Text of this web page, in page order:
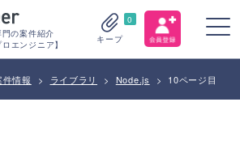
の案件紹介
エンジニア】
0
キープ
情報 > ライブラリ > Node.js > 10ページ目